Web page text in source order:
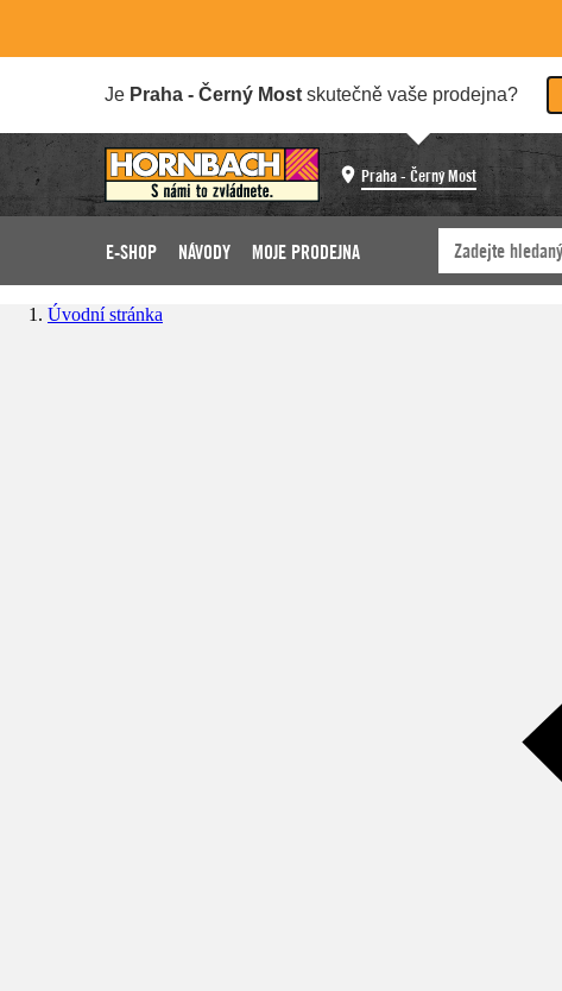
Je Praha - Černý Most skutečně vaše prodejna?
Praha - Černý Most
E-SHOP NÁVODY MOJE PRODEJNA
Úvodní stránka